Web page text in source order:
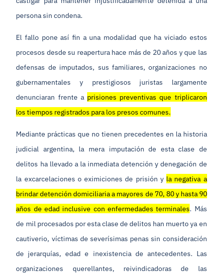
persona sin condena.
El fallo pone así fin a una modalidad que ha viciado estos
procesos desde su reapertura hace más de 20 años y que las
defensas de imputados, sus familiares, organizaciones no
gubernamentales y prestigiosos juristas largamente
denunciaran frente a prisiones preventivas que triplicaron
los tiempos registrados para los presos comunes.
Mediante prácticas que no tienen precedentes en la historia
judicial argentina, la mera imputación de esta clase de
delitos ha llevado a la inmediata detención y denegación de
la excarcelaciones o eximiciones de prisión y la negativa a
brindar detención domiciliaria a mayores de 70, 80 y hasta 90
años de edad inclusive con enfermedades terminales. Más
de mil procesados por esta clase de delitos han muerto ya en
cautiverio, víctimas de severísimas penas sin consideración
de jerarquías, edad e inexistencia de antecedentes. Las
organizaciones querellantes, reivindicadoras de las